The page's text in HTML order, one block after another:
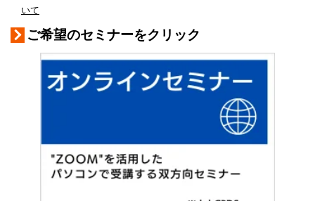
いて
ご希望のセミナーをクリック